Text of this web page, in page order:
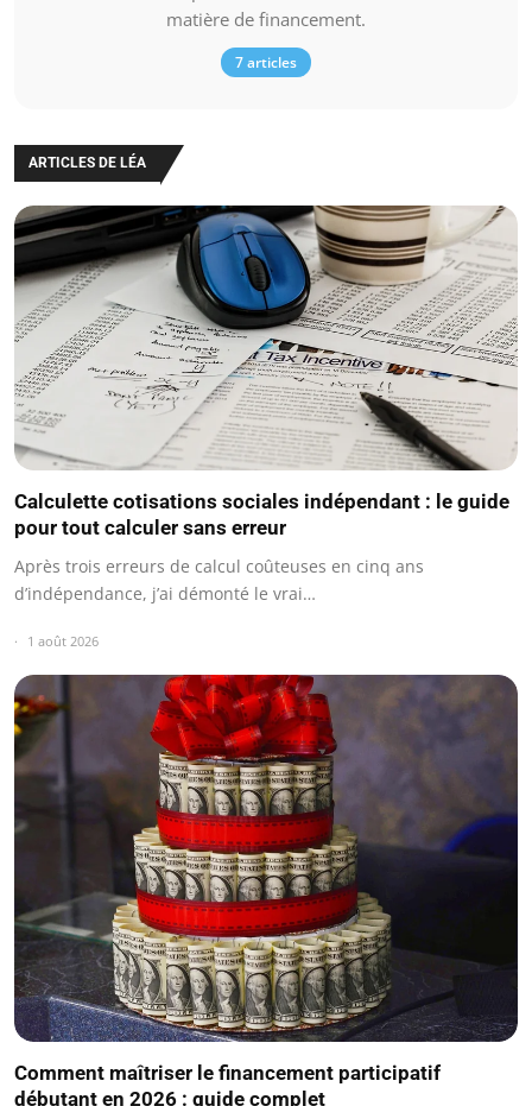
matière de financement.
7 articles
ARTICLES DE LÉA
Calculette cotisations sociales indépendant : le guide
pour tout calculer sans erreur
Après trois erreurs de calcul coûteuses en cinq ans
d’indépendance, j’ai démonté le vrai…
1 août 2026
Comment maîtriser le financement participatif
débutant en 2026 : guide complet